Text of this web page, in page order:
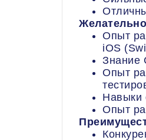
Опыт
iOS
Знание
Опыт
Навыки
Опыт